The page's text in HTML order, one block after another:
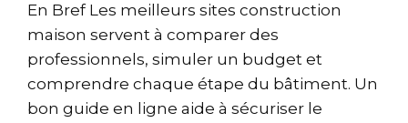
En Bref Les meilleurs sites construction
maison servent à comparer des
professionnels, simuler un budget et
comprendre chaque étape du bâtiment. Un
bon guide en ligne aide à sécuriser le